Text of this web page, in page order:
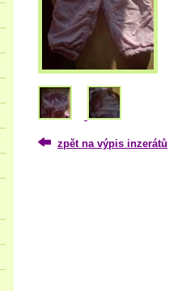
zpět na výpis inzerátů